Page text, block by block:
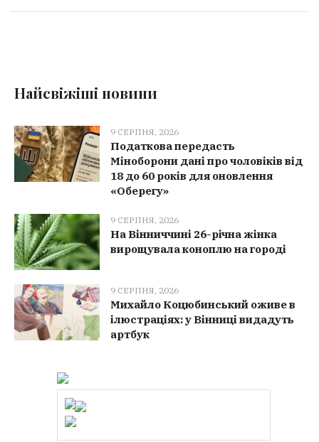
Найсвіжіші новини
9 СЕРПНЯ, 2026
Податкова передасть
Міноборони дані про чоловіків від
18 до 60 років для оновлення
«Оберегу»
9 СЕРПНЯ, 2026
На Вінниччині 26-річна жінка
вирощувала коноплю на городі
9 СЕРПНЯ, 2026
Михайло Коцюбинський оживе в
ілюстраціях: у Вінниці видадуть
артбук